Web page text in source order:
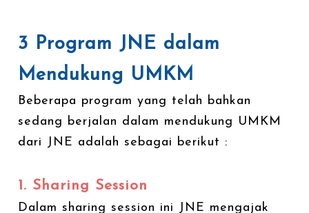
3 Program JNE dalam
Mendukung UMKM
Beberapa program yang telah bahkan
sedang berjalan dalam mendukung UMKM
dari JNE adalah sebagai berikut :
1. Sharing Session
Dalam sharing session ini JNE mengajak